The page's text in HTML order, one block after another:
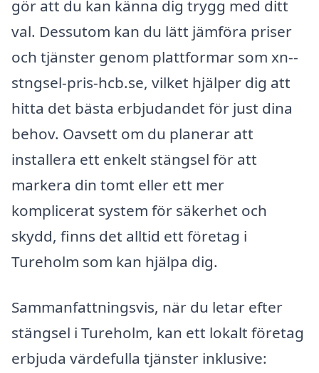
gör att du kan känna dig trygg med ditt
val. Dessutom kan du lätt jämföra priser
och tjänster genom plattformar som xn--
stngsel-pris-hcb.se, vilket hjälper dig att
hitta det bästa erbjudandet för just dina
behov. Oavsett om du planerar att
installera ett enkelt stängsel för att
markera din tomt eller ett mer
komplicerat system för säkerhet och
skydd, finns det alltid ett företag i
Tureholm som kan hjälpa dig.
Sammanfattningsvis, när du letar efter
stängsel i Tureholm, kan ett lokalt företag
erbjuda värdefulla tjänster inklusive: